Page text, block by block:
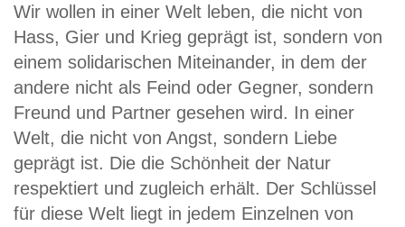
Wir wollen in einer Welt leben, die nicht von
Hass, Gier und Krieg geprägt ist, sondern von
einem solidarischen Miteinander, in dem der
andere nicht als Feind oder Gegner, sondern
Freund und Partner gesehen wird. In einer
Welt, die nicht von Angst, sondern Liebe
geprägt ist. Die die Schönheit der Natur
respektiert und zugleich erhält. Der Schlüssel
für diese Welt liegt in jedem Einzelnen von